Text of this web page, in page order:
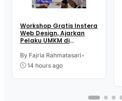
Workshop Gratis Instera
Web Design, Ajarkan
Pelaku UMKM di
Teknologi Digital buat
Jualan
By Fajria Rahmatasari•
14 hours ago